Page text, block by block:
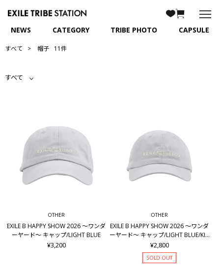
NEWS CATEGORY TRIBE PHOTO CAPSULE
すべて 帽子 11件
すべて
OTHER
EXILE B HAPPY SHOW 2026 ～ワンダ
ーヤード～ キャップ/LIGHT BLUE
¥3,200
OTHER
EXILE B HAPPY SHOW 2026 ～ワンダ
ーヤード～ キャップ/LIGHT BLUE/KID
S
¥2,800
SOLD OUT